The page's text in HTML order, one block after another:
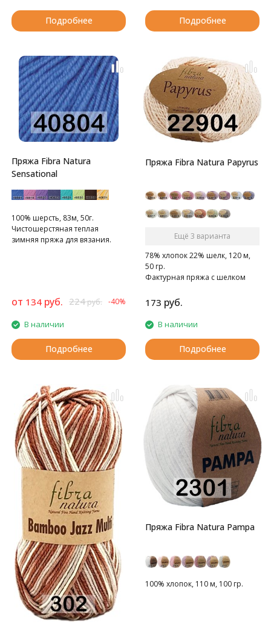
Подробнее Подробнее
Пряжа Fibra Natura
Sensational
100% шерсть, 83м, 50г.
Чистошерстяная теплая
зимняя пряжа для вязания.
от 134 руб. 224руб. -40%
В наличии
Подробнее
Пряжа Fibra Natura Papyrus
Ещё 3 варианта
78% хлопок 22% шелк, 120 м,
50 гр.
Фактурная пряжа с шелком
173 руб.
В наличии
Подробнее
Пряжа Fibra Natura Pampa
100% хлопок, 110 м, 100 гр.